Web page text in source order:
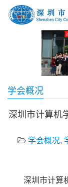
学会概况
深圳市计算机
学会概况,
深圳市计算